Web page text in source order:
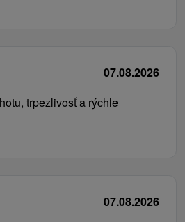
07.08.2026
trpezlivosť a rýchle
07.08.2026